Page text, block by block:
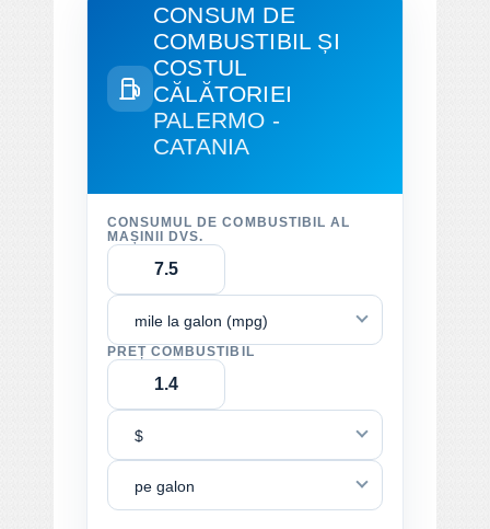
CONSUM DE
COMBUSTIBIL ȘI
COSTUL
CĂLĂTORIEI
PALERMO -
CATANIA
CONSUMUL DE COMBUSTIBIL AL
MAȘINII DVS.
mile la galon (mpg)
PREȚ COMBUSTIBIL
$
pe galon